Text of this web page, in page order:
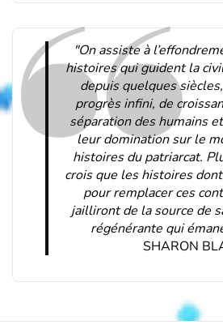
"On assiste à
histoires qui guident la
depuis quelques
progrès infini, de
séparation des humains
leur domination sur le
histoires du patriarcat.
crois que les histoires
pour remplacer ces
jailliront de la source de
régénérante qui
SHARON